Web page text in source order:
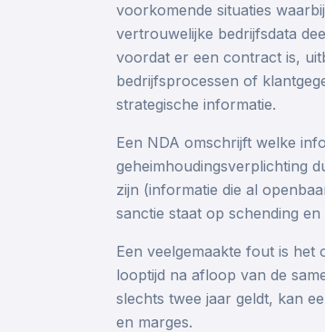
voorkomende situaties
vertrouwelijke bedrijfsdata
voordat er een contract is,
bedrijfsprocessen of
strategische informatie.
Een NDA omschrijft welke
geheimhoudingsverplichting
zijn (informatie die al
sanctie staat op schending
Een veelgemaakte fout is
looptijd na afloop van de
slechts twee jaar geldt, kan
en marges.